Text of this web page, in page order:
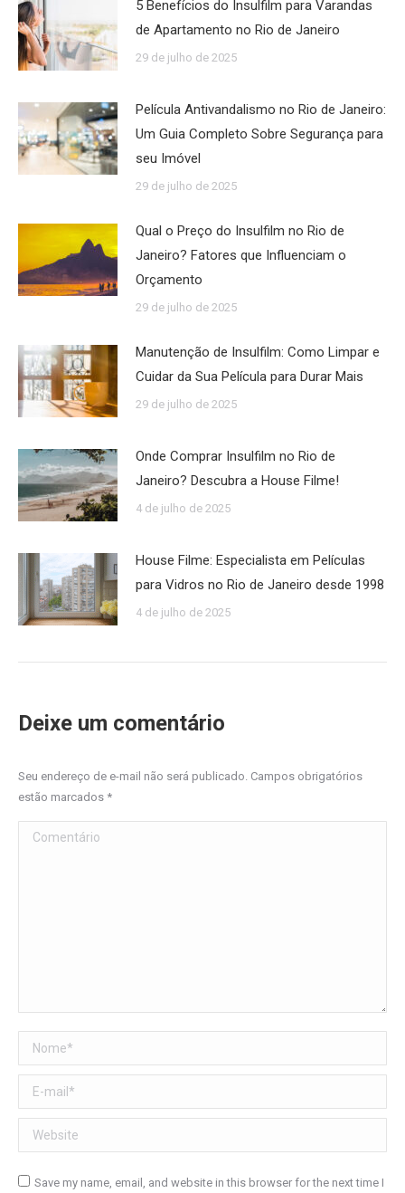
5 Benefícios do Insulfilm para Varandas
de Apartamento no Rio de Janeiro
29 de julho de 2025
Película Antivandalismo no Rio de Janeiro:
Um Guia Completo Sobre Segurança para
seu Imóvel
29 de julho de 2025
Qual o Preço do Insulfilm no Rio de
Janeiro? Fatores que Influenciam o
Orçamento
29 de julho de 2025
Manutenção de Insulfilm: Como Limpar e
Cuidar da Sua Película para Durar Mais
29 de julho de 2025
Onde Comprar Insulfilm no Rio de
Janeiro? Descubra a House Filme!
4 de julho de 2025
House Filme: Especialista em Películas
para Vidros no Rio de Janeiro desde 1998
4 de julho de 2025
Deixe um comentário
Seu endereço de e-mail não será publicado. Campos obrigatórios
estão marcados *
Comentário
Nome *
E-mail *
Website
Save my name, email, and website in this browser for the next time I